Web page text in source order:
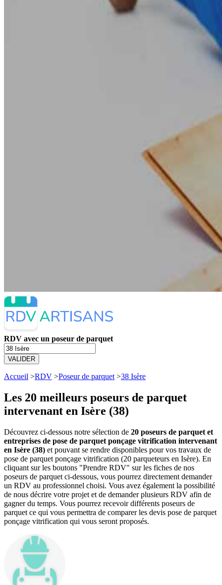
RDV avec un poseur de parquet
VALIDER
Accueil >RDV >Poseur de parquet >38 Isère
Les 20 meilleurs poseurs de parquet
intervenant en Isère (38)
Découvrez ci-dessous notre sélection de 20 poseurs de parquet et
entreprises de pose de parquet ponçage vitrification intervenant
en Isère (38) et pouvant se rendre disponibles pour vos travaux de
pose de parquet ponçage vitrification (20 parqueteurs en Isère). En
cliquant sur les boutons "Prendre RDV" sur les fiches de nos
poseurs de parquet ci-dessous, vous pourrez directement demander
un RDV au professionnel choisi. Vous avez également la possibilité
de nous décrire votre projet et de demander plusieurs RDV afin de
gagner du temps. Vous pourrez recevoir différents poseurs de
parquet ce qui vous permettra de comparer les devis pose de parquet
ponçage vitrification qui vous seront proposés.